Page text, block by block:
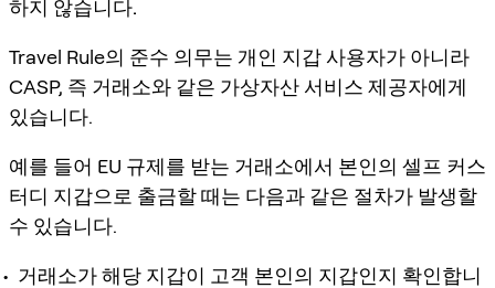
하지 않습니다.
Travel Rule의 준수 의무는 개인 지갑 사용자가 아니라
CASP, 즉 거래소와 같은 가상자산 서비스 제공자에게
있습니다.
예를 들어 EU 규제를 받는 거래소에서 본인의 셀프 커스
터디 지갑으로 출금할 때는 다음과 같은 절차가 발생할
수 있습니다.
거래소가 해당 지갑이 고객 본인의 지갑인지 확인합니